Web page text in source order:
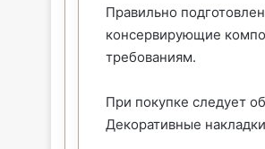
Правильно
консервирующие
требованиям.
При покупке следует
Декоративные